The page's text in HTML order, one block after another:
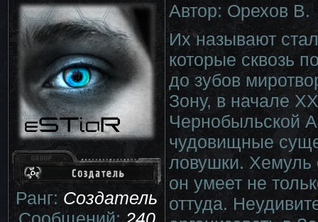
Ранг:Создатель
Автор: Орехов В.
Их называют
которые сквозь
до зубов
Зону, в начале
Чернобыльской
чудовищные
ловушки. Хемуль
он умеет не
оттуда.